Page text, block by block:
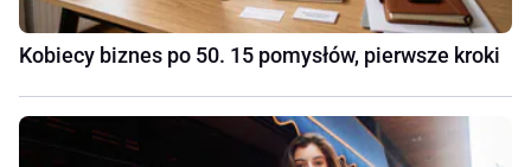
Kobiecy biznes po 50. 15 pomysłów, pierwsze kroki